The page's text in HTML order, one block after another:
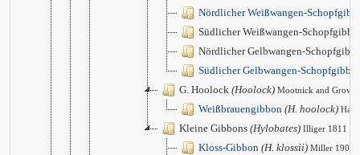
Nördlicher Weißwangen-
Südlicher Weißwangen-
Nördlicher Gelbwangen-
Südlicher Gelbwangen-
G. Hoolock (Hoolock) Mootnick and
Weißbrauengibbon (H. hoolock)
Kleine Gibbons (Hylobates) Illiger 1811
Kloss-Gibbon (H. klossii) Miller 1903